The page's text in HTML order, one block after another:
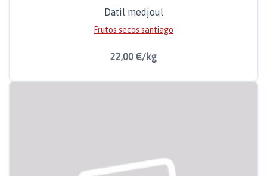
Datil medjoul
Frutos secos santiago
22,00 €/kg